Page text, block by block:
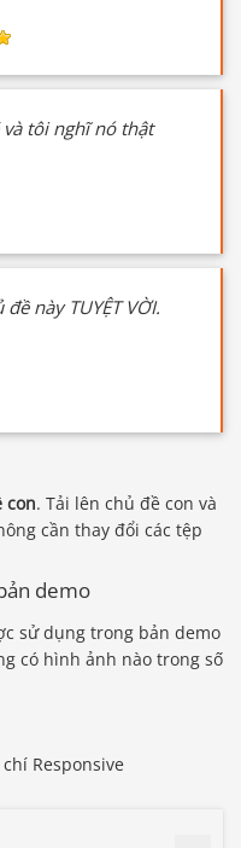
và tôi nghĩ nó thật
này TUYỆT VỜI.
con. Tải lên chủ đề con và
cần thay đổi các tệp
demo
sử dụng trong bản demo
có hình ảnh nào trong số